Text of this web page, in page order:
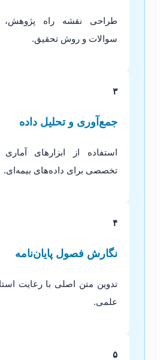
طراحی نقشه راه پژوهش،
سوالات و روش تحقیق.
۳
جمع‌آوری و تحلیل داده
استفاده از ابزارهای آماری
تخصصی برای داده‌های بیمه‌ای.
۴
نگارش فصول پایان‌نامه
تدوین متن اصلی با رعایت
علمی.
۵